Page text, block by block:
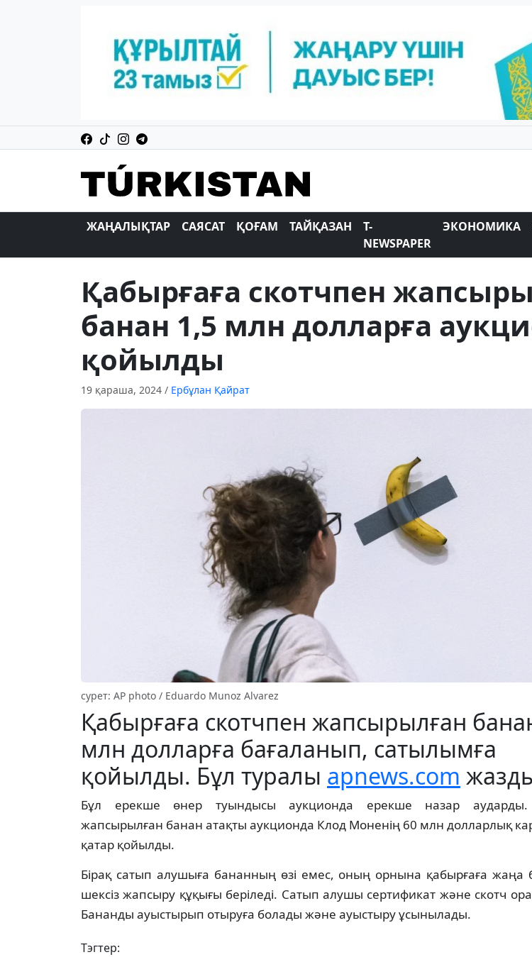
ЖАҢАЛЫҚТАР САЯСАТ ҚОҒАМ ТАЙҚАЗАН
T-
NEWSPAPER
ЭКОНОМИКА
Қабырғаға скотчпен
банан 1,5 млн долларға
қойылды
19 қараша, 2024 / Ербұлан Қайрат
сурет: AP photo / Eduardo Munoz Alvarez
Қабырғаға скотчпен жапсырылған
млн долларға бағаланып, сатылымға
қойылды. Бұл туралы apnews.com
Бұл ерекше өнер туындысы аукционда ерекше назар аударды.
жапсырылған банан атақты аукционда Клод Моненің 60 млн долларлық
қатар қойылды.
Бірақ сатып алушыға бананның өзі емес, оның орнына қабырғаға жаңа
шексіз жапсыру құқығы беріледі. Сатып алушы сертификат және скотч
Бананды ауыстырып отыруға болады және ауыстыру ұсынылады.
Тэгтер: